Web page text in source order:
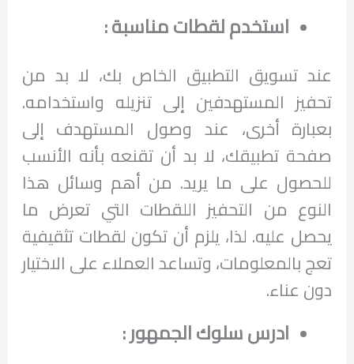
استخدم لقطات مناسبة :
عند تسويق التطبيق الخاص بك، لا بد من
تحفيز المستهدفين إلى تنزيله واستخدامه.
بعبارة أخرى، عند وصول المستهدف إلى
صفحة تطبيقك، لا بد أن تقنعه بأنه الأنسب
للحصول على ما يريد. من أهم وسائل هذا
النوع من التحفيز اللقطات التي تعرض ما
يحصل عليه. لذا، يلزم أن تكون لقطات تثقيفية
تعج بالمعلومات، وتساعد العملاء على الاختيار
دون عناء.
ادرس سلوك الجمهور :